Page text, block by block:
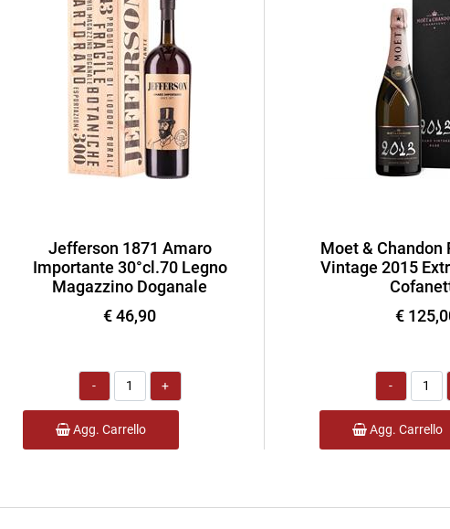
Jefferson 1871 Amaro
Importante 30°cl.70 Legno
Magazzino Doganale
€ 46,90
Quantità
Agg. Carrello
Moet & Chandon
Vintage 2015
€
Agg. Carrello